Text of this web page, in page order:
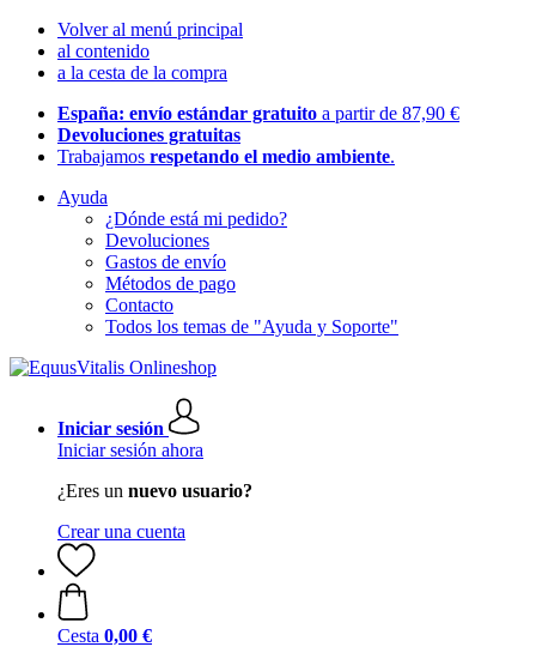
Volver al menú principal
al contenido
a la cesta de la compra
España: envío estándar gratuito a partir de 87,90 €
Devoluciones gratuitas
Trabajamos respetando el medio ambiente.
Ayuda
¿Dónde está mi pedido?
Devoluciones
Gastos de envío
Métodos de pago
Contacto
Todos los temas de "Ayuda y Soporte"
Iniciar sesión
Iniciar sesión ahora
¿Eres un nuevo usuario?
Crear una cuenta
Cesta 0,00 €